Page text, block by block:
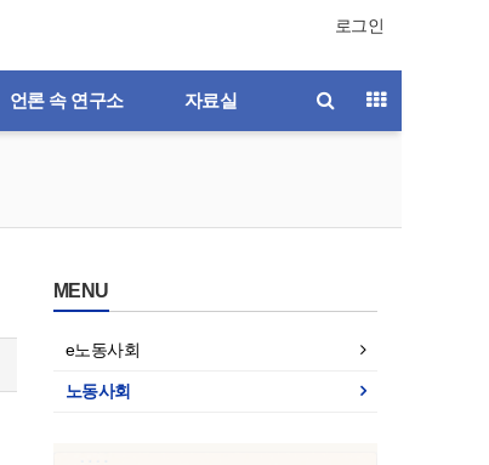
로그인
언론 속 연구소 자료실
MENU
e노동사회
노동사회